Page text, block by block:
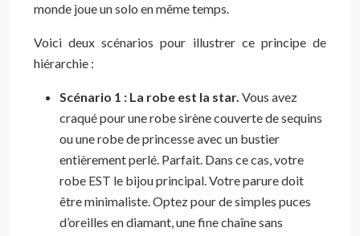
monde joue un solo en même temps.
Voici deux scénarios pour illustrer ce principe de
hiérarchie :
Scénario 1 : La robe est la star. Vous avez
craqué pour une robe sirène couverte de sequins
ou une robe de princesse avec un bustier
entièrement perlé. Parfait. Dans ce cas, votre
robe EST le bijou principal. Votre parure doit
être minimaliste. Optez pour de simples puces
d’oreilles en diamant, une fine chaîne sans